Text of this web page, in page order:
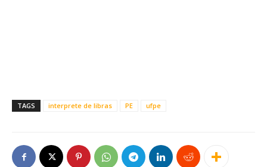
TAGS interprete de libras PE ufpe